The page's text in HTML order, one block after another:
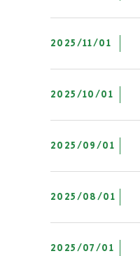
2025/11/01
2025/10/01
2025/09/01
2025/08/01
2025/07/01